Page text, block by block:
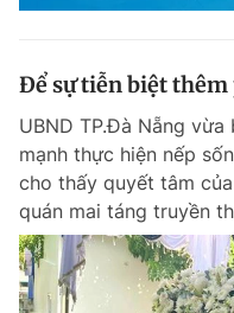
Phó tổng biên tập: Lâm Hiếu
Phó tổng biên tập: Trần Việt
Tổng thư ký tòa soạn: Đức
Giấy phép xuất bản số 110/
© 2003-2026 Bản quyền
dưới mọi hình thức nếu
Phát triển bởi ePi
Để sự tiễn biệt
UBND TP.Đà Nẵng
mạnh thực hiện nếp
cho thấy quyết tâm
quán mai táng truyền